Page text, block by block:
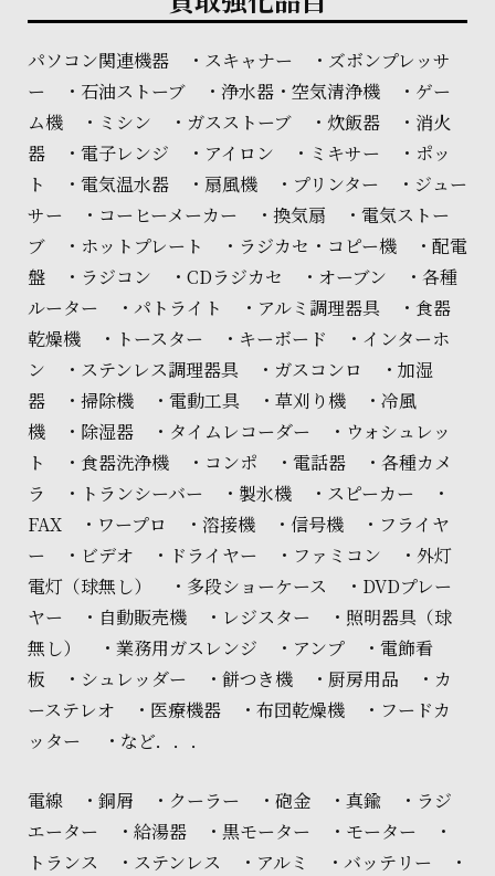
パソコン関連機器 ・スキャナー ・ズボンプレッサ
ー ・石油ストーブ ・浄水器・空気清浄機 ・ゲー
ム機 ・ミシン ・ガスストーブ ・炊飯器 ・消火
器 ・電子レンジ ・アイロン ・ミキサー ・ポッ
ト ・電気温水器 ・扇風機 ・プリンター ・ジュー
サー ・コーヒーメーカー ・換気扇 ・電気ストー
ブ ・ホットプレート ・ラジカセ・コピー機 ・配電
盤 ・ラジコン ・CDラジカセ ・オーブン ・各種
ルーター ・パトライト ・アルミ調理器具 ・食器
乾燥機 ・トースター ・キーボード ・インターホ
ン ・ステンレス調理器具 ・ガスコンロ ・加湿
器 ・掃除機 ・電動工具 ・草刈り機 ・冷風
機 ・除湿器 ・タイムレコーダー ・ウォシュレッ
ト ・食器洗浄機 ・コンポ ・電話器 ・各種カメ
ラ ・トランシーバー ・製氷機 ・スピーカー ・
FAX ・ワープロ ・溶接機 ・信号機 ・フライヤ
ー ・ビデオ ・ドライヤー ・ファミコン ・外灯
電灯（球無し） ・多段ショーケース ・DVDプレー
ヤー ・自動販売機 ・レジスター ・照明器具（球
無し） ・業務用ガスレンジ ・アンプ ・電飾看
板 ・シュレッダー ・餅つき機 ・厨房用品 ・カ
ーステレオ ・医療機器 ・布団乾燥機 ・フードカ
ッター ・など．．．
電線 ・銅屑 ・クーラー ・砲金 ・真鍮 ・ラジ
エーター ・給湯器 ・黒モーター ・モーター ・
トランス ・ステンレス ・アルミ ・バッテリー ・